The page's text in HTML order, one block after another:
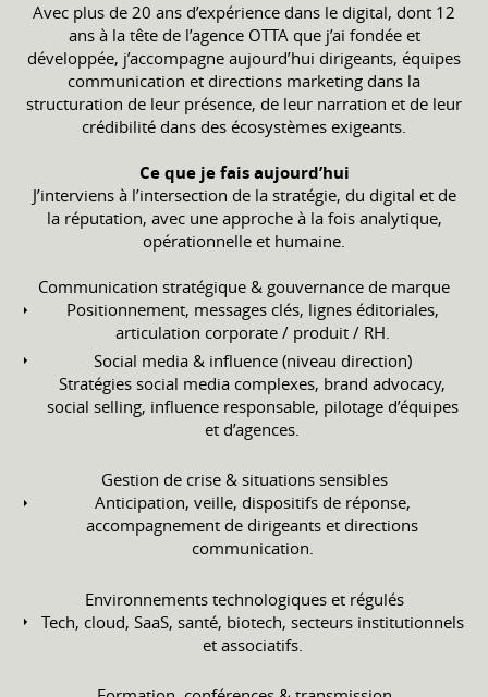
Avec plus de 20 ans d’expérience dans le digital, dont 12
ans à la tête de l’agence OTTA que j’ai fondée et
développée, j’accompagne aujourd’hui dirigeants, équipes
communication et directions marketing dans la
structuration de leur présence, de leur narration et de leur
crédibilité dans des écosystèmes exigeants.
Ce que je fais aujourd’hui
J’interviens à l’intersection de la stratégie, du digital et de
la réputation, avec une approche à la fois analytique,
opérationnelle et humaine.
Communication stratégique & gouvernance de marque
Positionnement, messages clés, lignes éditoriales,
articulation corporate / produit / RH.
Social media & influence (niveau direction)
Stratégies social media complexes, brand advocacy,
social selling, influence responsable, pilotage d’équipes
et d’agences.
Gestion de crise & situations sensibles
Anticipation, veille, dispositifs de réponse,
accompagnement de dirigeants et directions
communication.
Environnements technologiques et régulés
Tech, cloud, SaaS, santé, biotech, secteurs institutionnels
et associatifs.